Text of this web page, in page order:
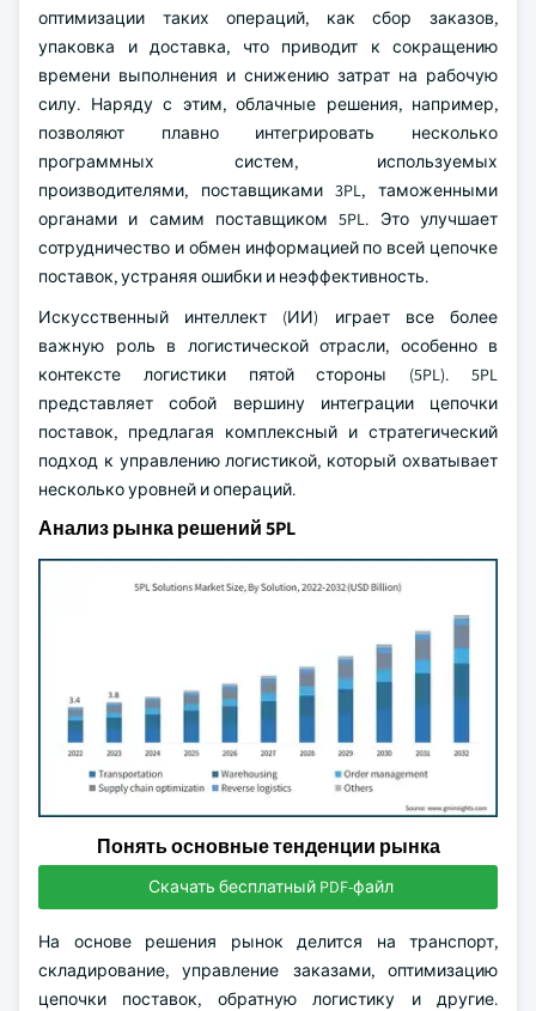
оптимизации таких операций, как сбор заказов,
упаковка и доставка, что приводит к сокращению
времени выполнения и снижению затрат на рабочую
силу. Наряду с этим, облачные решения, например,
позволяют плавно интегрировать несколько
программных систем, используемых
производителями, поставщиками 3PL, таможенными
органами и самим поставщиком 5PL. Это улучшает
сотрудничество и обмен информацией по всей цепочке
поставок, устраняя ошибки и неэффективность.
Искусственный интеллект (ИИ) играет все более
важную роль в логистической отрасли, особенно в
контексте логистики пятой стороны (5PL). 5PL
представляет собой вершину интеграции цепочки
поставок, предлагая комплексный и стратегический
подход к управлению логистикой, который охватывает
несколько уровней и операций.
Анализ рынка решений 5PL
Понять основные тенденции рынка
Скачать бесплатный PDF-файл
На основе решения рынок делится на транспорт,
складирование, управление заказами, оптимизацию
цепочки поставок, обратную логистику и другие.